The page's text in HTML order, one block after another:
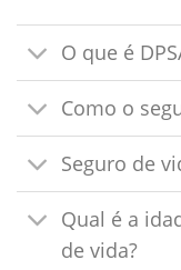
O que é
Como o
Seguro de
Qual é a
de vida?